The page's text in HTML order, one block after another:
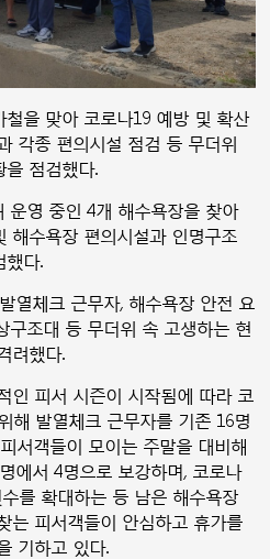
을 맞아 코로나19 예방 및 확산
각종 편의시설 점검 등 무더위
을 점검했다.
운영 중인 4개 해수욕장을 찾아
해수욕장 편의시설과 인명구조
했다.
열체크 근무자, 해수욕장 안전 요
구조대 등 무더위 속 고생하는 현
려했다.
인 피서 시즌이 시작됨에 따라 코
해 발열체크 근무자를 기존 16명
서객들이 모이는 주말을 대비해
에서 4명으로 보강하며, 코로나
를 확대하는 등 남은 해수욕장
는 피서객들이 안심하고 휴가를
기하고 있다.